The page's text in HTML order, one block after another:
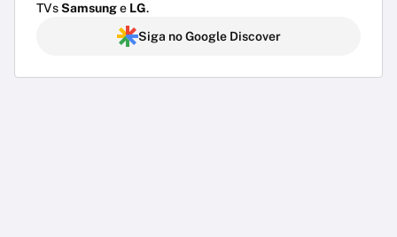
TVsSamsunge LG.
Siga no Google Discover